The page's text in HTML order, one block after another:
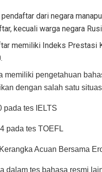
dari negara
kecuali warga negara
memiliki Indeks Prestasi
pengetahuan
dengan salah satu
pada tes IELTS
pada tes TOEFL
Acuan Bersama
dalam tes bahasa resmi